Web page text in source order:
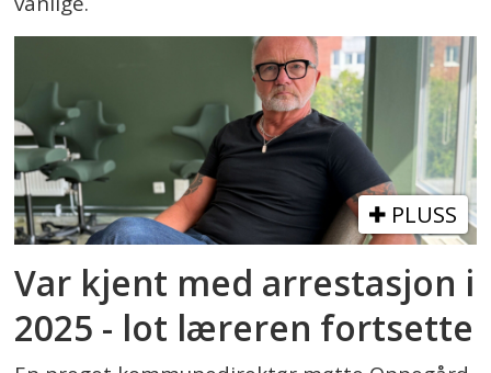
PLUSS
Var kjent med arrestasjon i
2025 - lot læreren fortsette